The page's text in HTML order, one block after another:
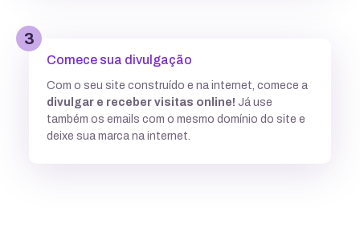
Integração com ferramentas Git
Subdomínios ilimitados
3
Comece sua divulgação
Com o seu site construído e na internet, comece a
divulgar e receber visitas online! Já use
também os emails com o mesmo domínio do site e
deixe sua marca na internet.